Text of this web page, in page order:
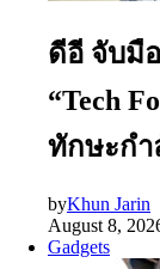
ดีอี จับมื
“Tech
ทักษะก
byKhun Jarin
August 8,
Gadgets